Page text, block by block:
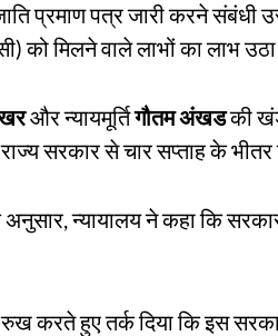
प्रमाण पत्र जारी करने संबंधी
को मिलने वाले लाभों का लाभ
और न्यायमूर्तिगौतम अंखडकी
सरकार से चार सप्ताह के
न्यायालय ने कहा कि
करते हुए तर्क दिया कि इस